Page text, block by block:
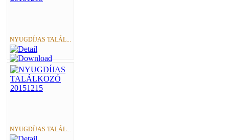
NYUGDÍJAS TALÁL...
NYUGDÍJAS TALÁL...